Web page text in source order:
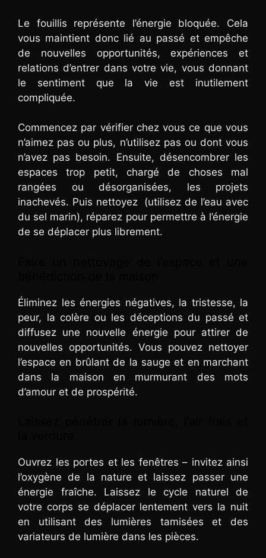
Le fouillis représente l’énergie bloquée. Cela
vous maintient donc lié au passé et empêche
de nouvelles opportunités, expériences et
relations d’entrer dans votre vie, vous donnant
le sentiment que la vie est inutilement
compliquée.
Commencez par vérifier chez vous ce que vous
n’aimez pas ou plus, n’utilisez pas ou dont vous
n’avez pas besoin. Ensuite, désencombrer les
espaces trop petit, chargé de choses mal
rangées ou désorganisées, les projets
inachevés. Puis nettoyez (utilisez de l’eau avec
du sel marin), réparez pour permettre à l’énergie
de se déplacer plus librement.
Éliminez les énergies négatives, la tristesse, la
peur, la colère ou les déceptions du passé et
diffusez une nouvelle énergie pour attirer de
nouvelles opportunités. Vous pouvez nettoyer
l’espace en brûlant de la sauge et en marchant
dans la maison en murmurant des mots
d’amour et de prospérité.
Ouvrez les portes et les fenêtres – invitez ainsi
l’oxygène de la nature et laissez passer une
énergie fraîche. Laissez le cycle naturel de
votre corps se déplacer lentement vers la nuit
en utilisant des lumières tamisées et des
variateurs de lumière dans les pièces.